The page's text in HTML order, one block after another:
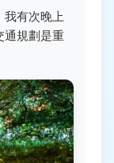
有次晚上
通規劃是重